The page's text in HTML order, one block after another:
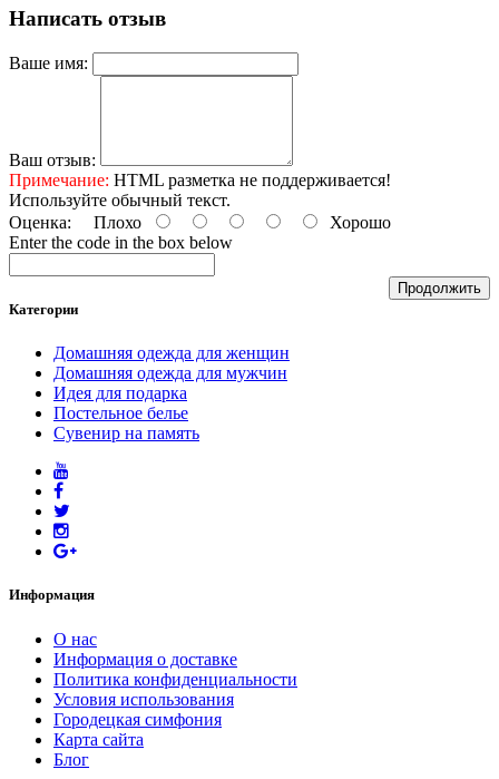
Написать отзыв
Ваше имя:
Ваш отзыв:
Примечание: HTML разметка не поддерживается!
Используйте обычный текст.
Оценка: Плохо
Хорошо
Enter the code in the box below
Продолжить
Категории
Домашняя одежда для женщин
Домашняя одежда для мужчин
Идея для подарка
Постельное белье
Сувенир на память
Информация
O нас
Информация о доставке
Политика конфиденциальности
Условия использования
Городецкая симфония
Карта сайта
Блог